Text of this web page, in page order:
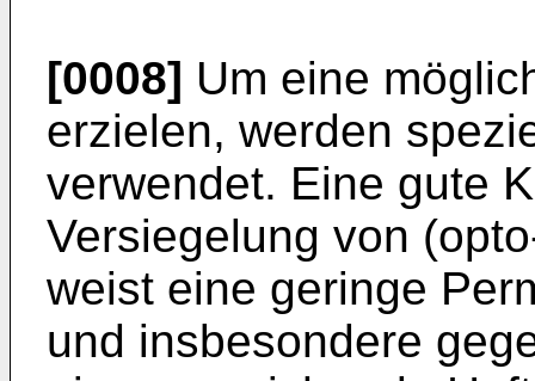
[0008] Um eine
erzielen, werden
verwendet. Eine gute
Versiegelung von
weist eine geringe
und insbesondere